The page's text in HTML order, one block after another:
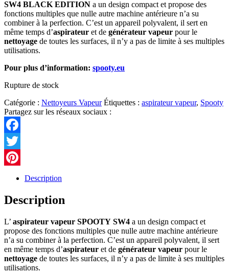
était :
1.890,00 €.
est :
1.590,00 €.
SW4 BLACK EDITION a un design compact et propose des
fonctions multiples que nulle autre machine antérieure n’a su
combiner à la perfection. C’est un appareil polyvalent, il sert en
même temps d’aspirateur et de générateur vapeur pour le
nettoyage de toutes les surfaces, il n’y a pas de limite à ses multiples
utilisations.
Pour plus d’information: spooty.eu
Rupture de stock
Catégorie : Nettoyeurs Vapeur Étiquettes : aspirateur vapeur, Spooty
Partagez sur les réseaux sociaux :
Facebook
Twitter
Pinterest
Description
Description
L’ aspirateur vapeur SPOOTY SW4 a un design compact et
propose des fonctions multiples que nulle autre machine antérieure
n’a su combiner à la perfection. C’est un appareil polyvalent, il sert
en même temps d’aspirateur et de générateur vapeur pour le
nettoyage de toutes les surfaces, il n’y a pas de limite à ses multiples
utilisations.